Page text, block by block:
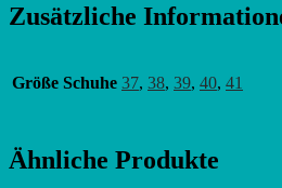
Zusätzliche
Größe Schuhe 37, 38, 39, 40, 41
Ähnliche Produkte